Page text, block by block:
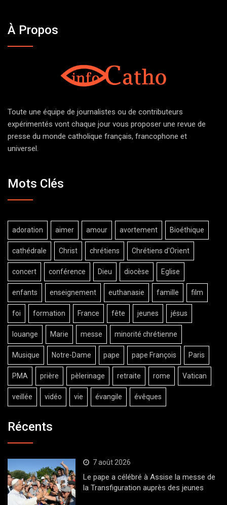
À Propos
Toute une équipe de journalistes ou de contributeurs
expérimentés vont chaque jour vous proposer une revue de
presse du monde catholique français, francophone et
universel.
Mots Clés
adoration aimer amour avortement Bioéthique
cathédrale Christ chrétiens Chrétiens d'Orient
concert conférence Dieu diocèse Eglise
enfants enseignement euthanasie famille film
foi formation France fête jeunes jésus
louange Marie messe minorité chrétienne
Musique Notre-Dame pape pape François Paris
PMA prière pèlerinage retraite rome Vatican
veillée vidéo vie évangile évêques
Récents
7 août 2026
Le pape a célébré à Assise la messe de
la Transfiguration auprès des jeunes